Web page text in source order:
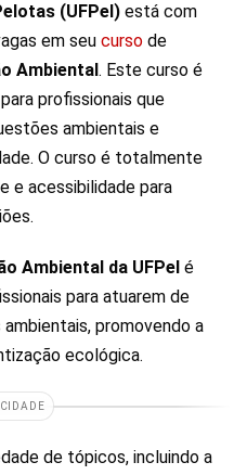
(UFPel) está com
em seu curso de
Ambiental . Este curso é
profissionais que
ambientais e
O curso é totalmente
e acessibilidade para
Ambiental da UFPel é
para atuarem de
promovendo a
ecológica.
de tópicos, incluindo a